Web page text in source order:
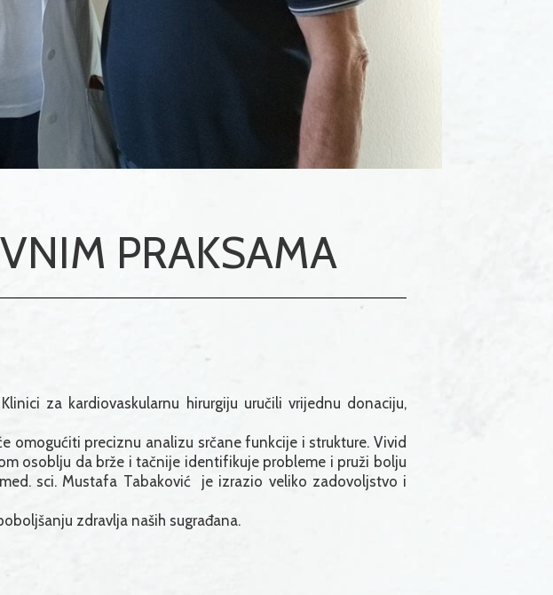
PRAKSAMA
za kardiovaskularnu hirurgiju uručili vrijednu donaciju,
omogućiti preciznu analizu srčane funkcije i strukture. Vivid
osoblju da brže i tačnije identifikuje probleme i pruži bolju
sci. Mustafa Tabaković je izrazio veliko zadovoljstvo i
zdravlja naših sugrađana.